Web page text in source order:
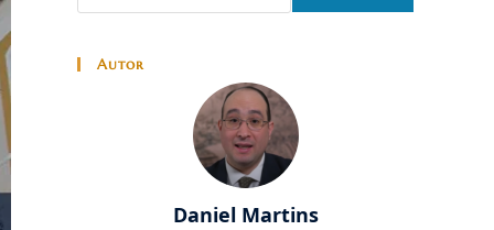
Autor
Daniel Martins